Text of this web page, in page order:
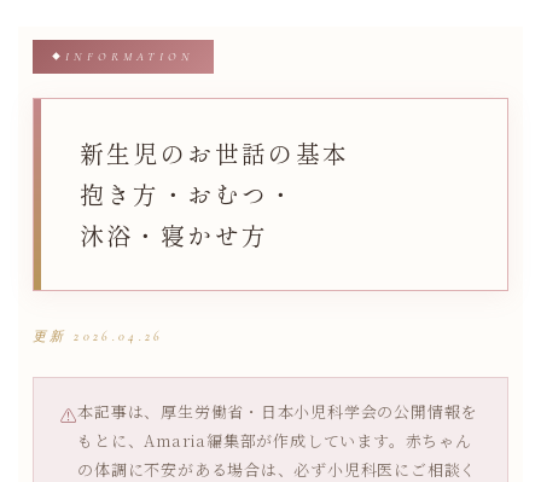
INFORMATION
新生児のお世話の基本
抱き方・おむつ・
沐浴・寝かせ方
更新 2026.04.26
⚠本記事は、厚生労働省・日本小児科学会の公開情報を
もとに、Amaria編集部が作成しています。赤ちゃん
の体調に不安がある場合は、必ず小児科医にご相談く